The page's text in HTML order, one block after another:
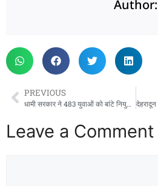
Author:
PREVIOUS
धामी सरकार ने 483 युवाओं को बांटे नियुक्ति पत्र, बोले- अब मेहनत से मिल रही नौकरी
Leave a Comment